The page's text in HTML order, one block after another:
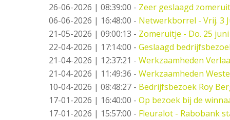
26-06-2026 | 08:39:00 - Zeer geslaagd
06-06-2026 | 16:48:00 - Netwerkborrel - Vrij. 3
21-05-2026 | 09:00:13 - Zomeruitje - Do. 25 juni
22-04-2026 | 17:14:00 - Geslaagd
21-04-2026 | 12:37:21 - Werkzaamheden
21-04-2026 | 11:49:36 - Werkzaamheden
10-04-2026 | 08:48:27 - Bedrijfsbezoek Roy
17-01-2026 | 16:40:00 - Op bezoek bij de
17-01-2026 | 15:57:00 - Fleuralot - Rabobank